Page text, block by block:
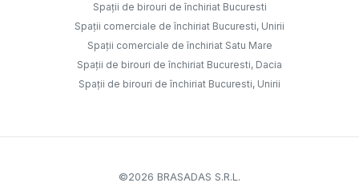
Spații de birouri de închiriat Bucuresti
Spații comerciale de închiriat Bucuresti, Unirii
Spații comerciale de închiriat Satu Mare
Spații de birouri de închiriat Bucuresti, Dacia
Spații de birouri de închiriat Bucuresti, Unirii
©2026 BRASADAS S.R.L.